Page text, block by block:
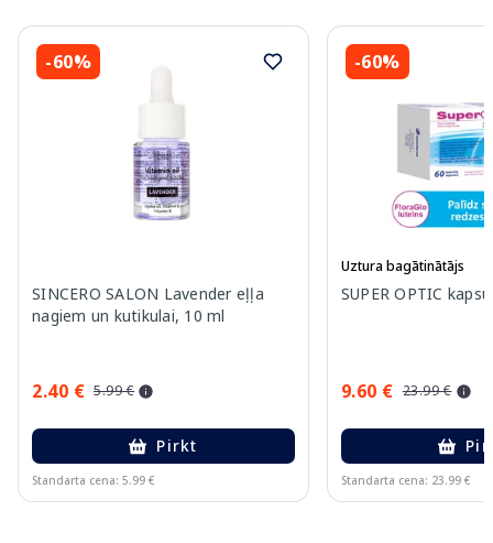
-60%
SINCERO SALON Lavender eļļa
nagiem un kutikulai, 10 ml
2.40 € 5.99 €
Pirkt
Standarta cena: 5.99 €
-60%
Uztura bagātinātājs
SUPER OPTIC
9.60 € 23.99 €
Standarta cena: 23.99 €